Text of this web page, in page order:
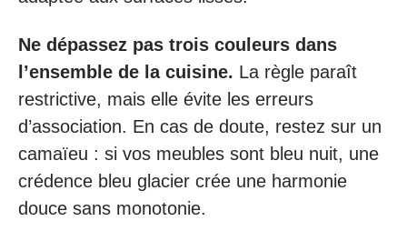
Ne dépassez pas trois couleurs dans
l’ensemble de la cuisine. La règle paraît
restrictive, mais elle évite les erreurs
d’association. En cas de doute, restez sur un
camaïeu : si vos meubles sont bleu nuit, une
crédence bleu glacier crée une harmonie
douce sans monotonie.